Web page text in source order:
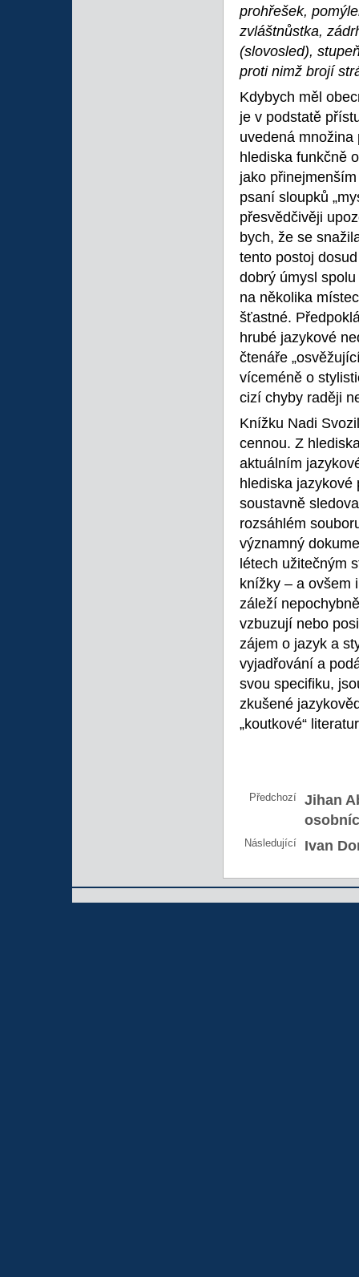
prohřešek,
zvláštnůstka,
(slovosled),
proti nimž brojí
Kdybych měl
je v podstatě
uvedená množina
hlediska funkčně
jako
psaní sloupků
přesvědčivěji
bych, že se
tento postoj
dobrý úmysl
na několika
šťastné.
hrubé jazykové
čtenáře
víceméně o
cizí chyby raději
Knížku Nadi
cennou. Z
aktuálním
hlediska jazykové
soustavně
rozsáhlém
významný
létech užitečným
knížky – a ovšem
záleží
vzbuzují nebo
zájem o jazyk a
vyjadřování a
svou specifiku,
zkušené
„koutkové“
Předchozí
Jihan
Následující Ivan